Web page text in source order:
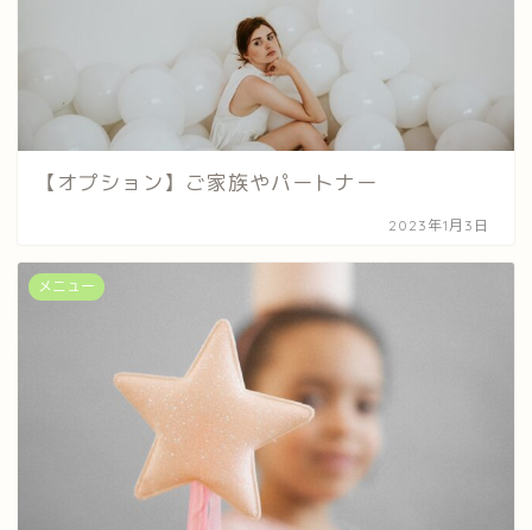
【オプション】ご家族やパートナー
2023年1月3日
メニュー